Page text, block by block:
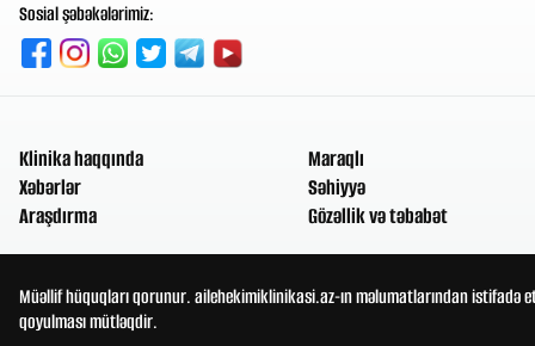
Sosial şəbəkələrimiz:
Klinika haqqında
Xəbərlər
Araşdırma
Maraqlı
Səhiyyə
Gözəllik və təbabət
Müəllif hüquqları qorunur. ailehekimiklinikasi.az-ın məlumatlarından
qoyulması mütləqdir.